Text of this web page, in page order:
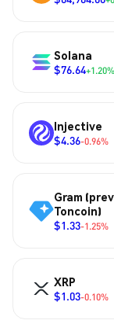
Solana
$76.64+1.20%
Injective
$4.36-0.96%
Gram
Toncoin)
$1.33-1.25%
XRP
$1.03-0.10%